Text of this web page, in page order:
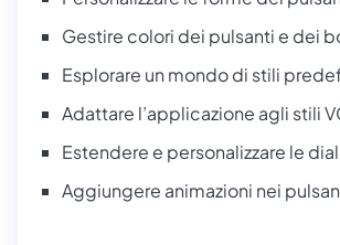
Gestire colori dei pulsanti e dei
Esplorare un mondo di stili
Adattare l’applicazione agli stili
Estendere e personalizzare le
Aggiungere animazioni nei